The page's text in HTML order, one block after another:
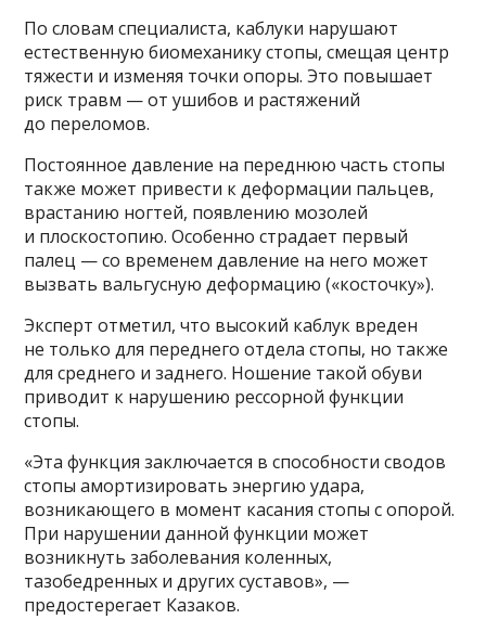
По словам специалиста, каблуки нарушают
естественную биомеханику стопы, смещая центр
тяжести и изменяя точки опоры. Это повышает
риск травм — от ушибов и растяжений
до переломов.
Постоянное давление на переднюю часть стопы
также может привести к деформации пальцев,
врастанию ногтей, появлению мозолей
и плоскостопию. Особенно страдает первый
палец — со временем давление на него может
вызвать вальгусную деформацию («косточку»).
Эксперт отметил, что высокий каблук вреден
не только для переднего отдела стопы, но также
для среднего и заднего. Ношение такой обуви
приводит к нарушению рессорной функции
стопы.
«Эта функция заключается в способности сводов
стопы амортизировать энергию удара,
возникающего в момент касания стопы с опорой.
При нарушении данной функции может
возникнуть заболевания коленных,
тазобедренных и других суставов», —
предостерегает Казаков.